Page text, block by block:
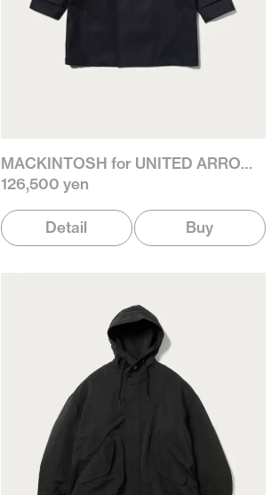
MACKINTOSH for UNITED ARROWS
126,500 yen
Detail Buy